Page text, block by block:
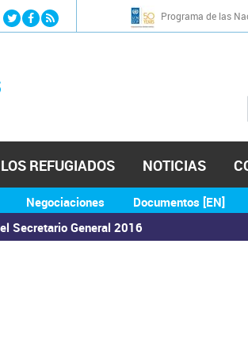
Jump to navigation Programa de las
Secretario General 2016
Negociaciones Documentos [EN]
REFUGIADOS NOTICIAS